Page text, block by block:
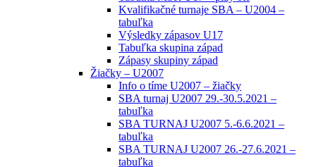
Kvalifikačné turnaje SBA – U2004 –
tabuľka
Výsledky zápasov U17
Tabuľka skupina západ
Zápasy skupiny západ
Žiačky – U2007
Info o tíme U2007 – žiačky
SBA turnaj U2007 29.-30.5.2021 –
tabuľka
SBA TURNAJ U2007 5.-6.6.2021 –
tabuľka
SBA TURNAJ U2007 26.-27.6.2021 –
tabuľka